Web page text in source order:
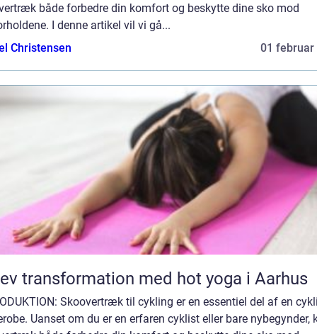
både forbedre din komfort og beskytte dine sko mod
I denne artikel vil vi gå...
Christensen
01 februar
transformation med hot yoga i Aarhus
Skoovertræk til cykling er en essentiel del af en
Uanset om du er en erfaren cyklist eller bare nybegynder,